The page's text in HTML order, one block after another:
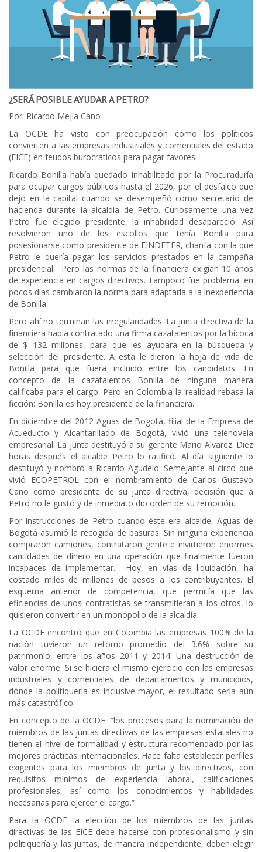
¿SERÁ POSIBLE AYUDAR A PETRO?
Por: Ricardo Mejía Cano
La OCDE ha visto con preocupación como los políticos
convierten a las empresas industriales y comerciales del estado
(EICE) en feudos burocráticos para pagar favores.
Ricardo Bonilla había quedado inhabilitado por la Procuraduría
para ocupar cargos públicos hasta el 2026, por el desfalco que
dejó en la capital cuando se desempeñó como secretario de
hacienda durante la alcaldía de Petro. Curiosamente una vez
Petro fue elegido presidente, la inhabilidad desapareció. Así
resolvieron uno de los escollos que tenía Bonilla para
posesionarse como presidente de FINDETER, chanfa con la que
Petro le quería pagar los servicios prestados en la campaña
presidencial. Pero las normas de la financiera exigían 10 años
de experiencia en cargos directivos. Tampoco fue problema: en
pocos días cambiaron la norma para adaptarla a la inexperiencia
de Bonilla.
Pero ahí no terminan las irregularidades. La junta directiva de la
financiera había contratado una firma cazatalentos por la bicoca
de $ 132 millones, para que les ayudara en la búsqueda y
selección del presidente. A esta le dieron la hoja de vida de
Bonilla para que fuera incluido entre los candidatos. En
concepto de la cazatalentos Bonilla de ninguna manera
calificaba para el cargo. Pero en Colombia la realidad rebasa la
ficción: Bonilla es hoy presidente de la financiera.
En diciembre del 2012 Aguas de Bogotá, filial de la Empresa de
Acueducto y Alcantarillado de Bogotá, vivió una telenovela
empresarial. La junta destituyó a su gerente Mario Alvarez. Diez
horas después el alcalde Petro lo ratificó. Al día siguiente lo
destituyó y nombró a Ricardo Agudelo. Semejante al circo que
vivió ECOPETROL con el nombramiento de Carlos Gustavo
Cano como presidente de su junta directiva, decisión que a
Petro no le gustó y de inmediato dio orden de su remoción.
Por instrucciones de Petro cuando éste era alcalde, Aguas de
Bogotá asumió la recogida de basuras. Sin ninguna experiencia
compraron camiones, contrataron gente e invirtieron enormes
cantidades de dinero en una operación que finalmente fueron
incapaces de implementar. Hoy, en vías de liquidación, ha
costado miles de millones de pesos a los contribuyentes. El
esquema anterior de competencia, que permitía que las
eficiencias de unos contratistas se transmitieran a los otros, lo
quisieron convertir en un monopolio de la alcaldía.
La OCDE encontró que en Colombia las empresas 100% de la
nación tuvieron un retorno promedio del 3.6% sobre su
patrimonio, entre los años 2011 y 2014. Una destrucción de
valor enorme. Si se hiciera el mismo ejercicio con las empresas
industriales y comerciales de departamentos y municipios,
dónde la politiquería es inclusive mayor, el resultado sería aún
más catastrófico.
En concepto de la OCDE: “los procesos para la nominación de
miembros de las juntas directivas de las empresas estatales no
tienen el nivel de formalidad y estructura recomendado por las
mejores prácticas internacionales. Hace falta establecer perfiles
exigentes para los miembros de junta y los directivos, con
requisitos mínimos de experiencia laboral, calificaciones
profesionales, así como los conocimientos y habilidades
necesarias para ejercer el cargo.”
Para la OCDE la elección de los miembros de las juntas
directivas de las EICE debe hacerse con profesionalismo y sin
politiquería y las juntas, de manera independiente, deben elegir